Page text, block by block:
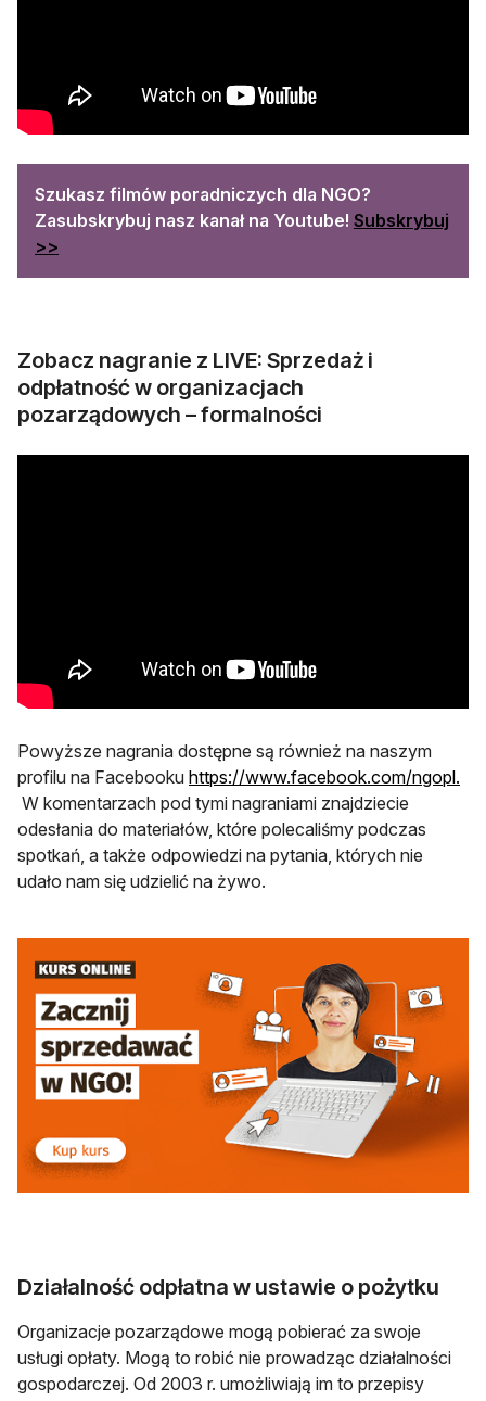
Szukasz filmów poradniczych dla NGO?
Zasubskrybuj nasz kanał na Youtube! Subskrybuj
>>
Zobacz nagranie z LIVE: Sprzedaż i
odpłatność w organizacjach
pozarządowych – formalności
Powyższe nagrania dostępne są również na naszym
profilu na Facebooku https://www.facebook.com/ngopl.
otwiera się w nowej karcie
W komentarzach pod tymi nagraniami znajdziecie
odesłania do materiałów, które polecaliśmy podczas
spotkań, a także odpowiedzi na pytania, których nie
udało nam się udzielić na żywo.
Działalność odpłatna w ustawie o pożytku
Organizacje pozarządowe mogą pobierać za swoje
usługi opłaty. Mogą to robić nie prowadząc działalności
gospodarczej. Od 2003 r. umożliwiają im to przepisy